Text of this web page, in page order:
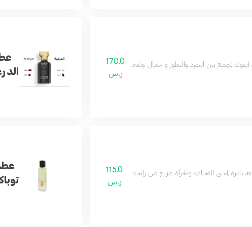
تجمع بين التفرد والتطور والجمال ونفحات مميزة العنبر ووازهار البرتقال وانتعاش المسك
170.0
ر.س
نادرة لمحبي الفخامة والجرأة مزيج من رائحة الجلد الكلاسيكي والتوت والزعتر ونفحات من
115.0
ر.س